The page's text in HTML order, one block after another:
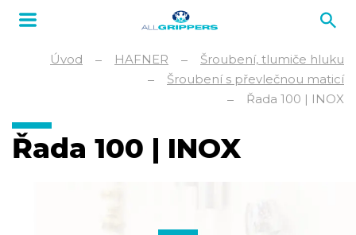
Úvod HAFNER
Šroubení, tlumiče hluku
Šroubení s převlečnou maticí
Řada 100 | INOX
Řada 100 | INOX